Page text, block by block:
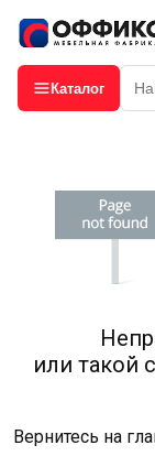
Каталог
или такой
Вернитесь на